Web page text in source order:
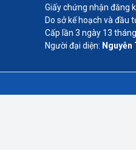
Giấy chứng nhận đăng
Do sở kế hoạch và đầu
Cấp lần 3 ngày 13
Người đại diện: Nguyễn